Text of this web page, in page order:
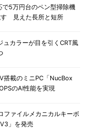
で5万円台のペン型掃除機
す 見えた長所と短所
カラーが目を引くCRT風
載のミニPC「NucBox
のAI性能を実現
ファイルメカニカルキーボ
」を発売